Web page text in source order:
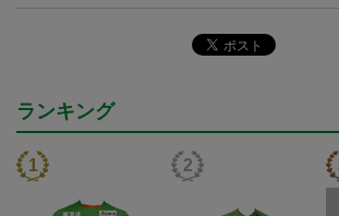
ランキング